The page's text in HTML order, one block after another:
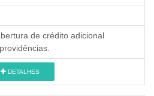
de crédito adicional
DETALHES